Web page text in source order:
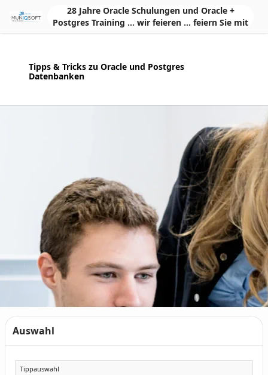
Skip to Main Content28 Jahre Oracle Schulungen und Oracle +
Postgres Training ... wir feieren ... feiern Sie mit
Tipps & Tricks zu Oracle und Postgres
Datenbanken
Auswahl
Tippauswahl